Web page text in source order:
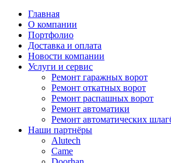
Главная
О компании
Портфолио
Доставка и оплата
Новости компании
Услуги и сервис
Ремонт гаражных ворот
Ремонт откатных ворот
Ремонт распашных ворот
Ремонт автоматики
Ремонт автоматических
Наши партнёры
Alutech
Came